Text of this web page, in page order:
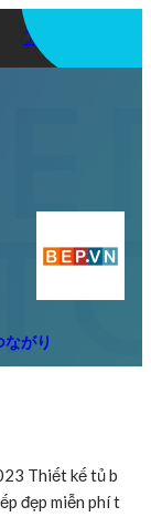
アプリを使う
ながり
Thiết kế tủ b
đẹp miễn phí t